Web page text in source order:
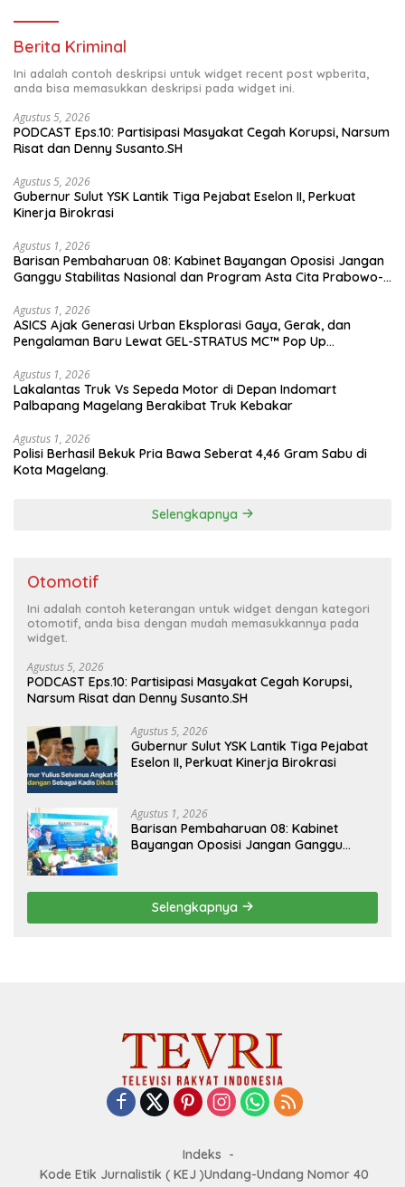
Berita Kriminal
Ini adalah contoh deskripsi untuk widget recent post wpberita,
anda bisa memasukkan deskripsi pada widget ini.
Agustus 5, 2026
PODCAST Eps.10: Partisipasi Masyakat Cegah Korupsi, Narsum
Risat dan Denny Susanto.SH
Agustus 5, 2026
Gubernur Sulut YSK Lantik Tiga Pejabat Eselon II, Perkuat
Kinerja Birokrasi
Agustus 1, 2026
Barisan Pembaharuan 08: Kabinet Bayangan Oposisi Jangan
Ganggu Stabilitas Nasional dan Program Asta Cita Prabowo-
Agustus 1, 2026
ASICS Ajak Generasi Urban Eksplorasi Gaya, Gerak, dan
Pengalaman Baru Lewat GEL-STRATUS MC™ Pop Up
Agustus 1, 2026
Lakalantas Truk Vs Sepeda Motor di Depan Indomart
Palbapang Magelang Berakibat Truk Kebakar
Agustus 1, 2026
Polisi Berhasil Bekuk Pria Bawa Seberat 4,46 Gram Sabu di
Kota Magelang.
Selengkapnya
Otomotif
Ini adalah contoh keterangan untuk widget dengan kategori
otomotif, anda bisa dengan mudah memasukkannya pada
widget.
Agustus 5, 2026
PODCAST Eps.10: Partisipasi Masyakat Cegah Korupsi,
Narsum Risat dan Denny Susanto.SH
Agustus 5, 2026
Gubernur Sulut YSK Lantik Tiga Pejabat
Eselon II, Perkuat Kinerja Birokrasi
Agustus 1, 2026
Barisan Pembaharuan 08: Kabinet
Bayangan Oposisi Jangan Ganggu
Selengkapnya
Indeks
Kode Etik Jurnalistik ( KEJ )Undang-Undang Nomor 40